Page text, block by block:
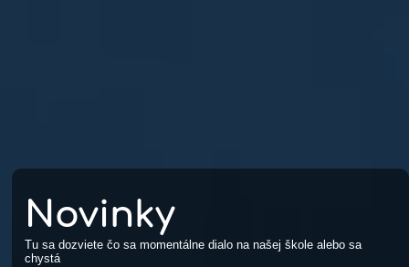
Novinky
Tu sa dozviete čo sa momentálne dialo na našej škole alebo sa
chystá